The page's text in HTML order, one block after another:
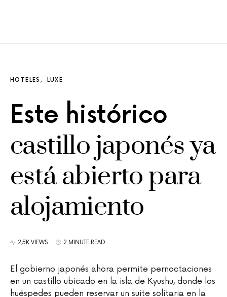
HOTELES LUXE
Este histórico
castillo japonés ya
está abierto para
alojamiento
2,5K VIEWS 2 MINUTE READ
El gobierno japonés ahora permite pernoctaciones
en un castillo ubicado en la isla de Kyushu, donde los
huéspedes pueden reservar un suite solitaria en la